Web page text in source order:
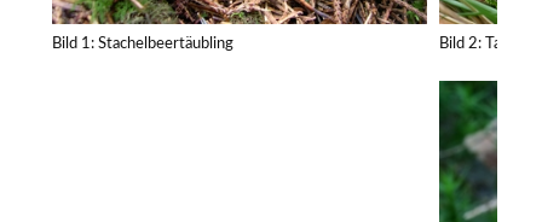
Bild 1: Stachelbeertäubling Bild 2: